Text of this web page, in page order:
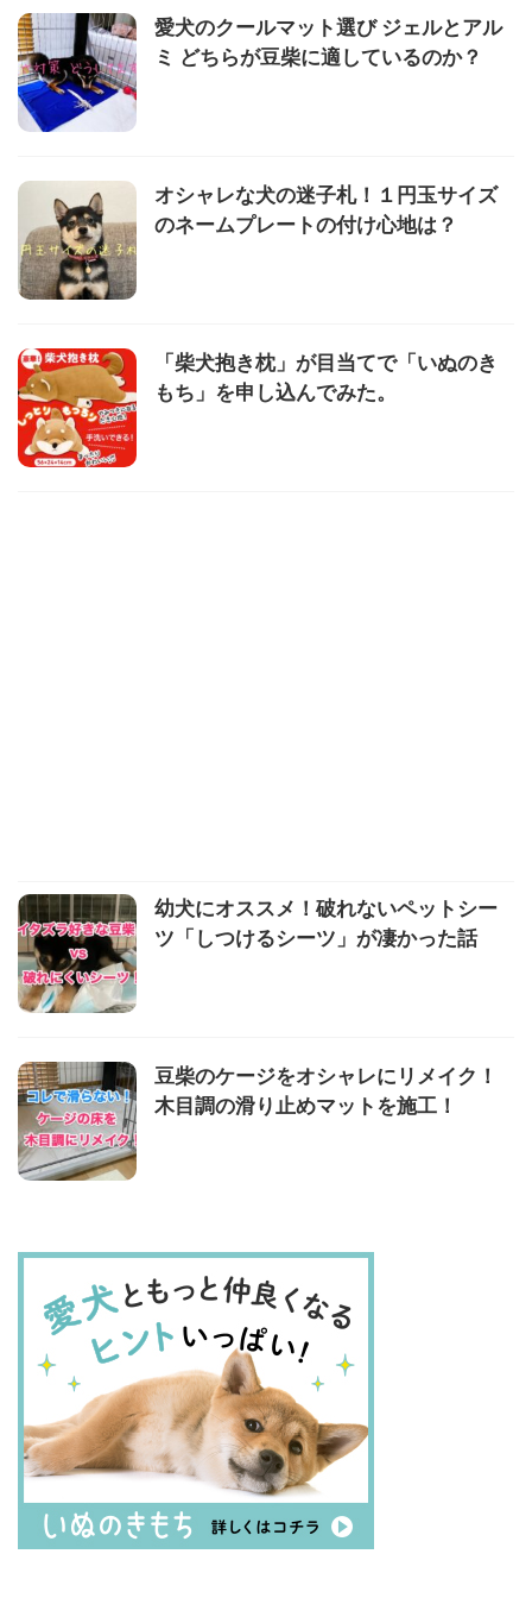
愛犬のクールマット選び ジェルとアル
ミ どちらが豆柴に適しているのか？
オシャレな犬の迷子札！１円玉サイズ
のネームプレートの付け心地は？
「柴犬抱き枕」が目当てで「いぬのき
もち」を申し込んでみた。
幼犬にオススメ！破れないペットシー
ツ「しつけるシーツ」が凄かった話
豆柴のケージをオシャレにリメイク！
木目調の滑り止めマットを施工！